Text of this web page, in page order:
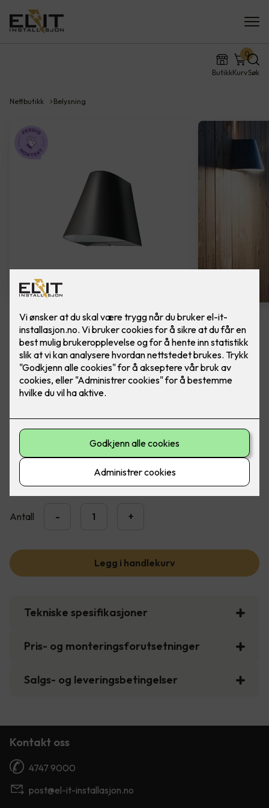
ButikkKurv
0
Søk
Nettbutikk Belysning
Spike veggarmatur - grafitt
Lekker utebelysning fra SG Armaturen. Ferdig
montert, utskifting av lampe.
Moderne LED veggarmatur med opp- og nedlys for
utendørs montering.
Antall - +
Legg i handlekurv
Tekniske spesifikasjoner
Pris- og monteringsforutsetninger
Salgs- og leveringsbetingelser
Kontakt oss
4747 9000
post@el-it-installasjon.no